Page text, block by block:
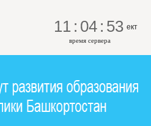
11 : 04 : 54 ект
время сервера